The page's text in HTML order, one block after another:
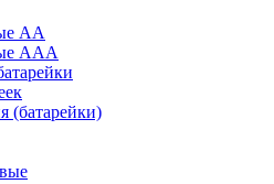
АА
ААА
(батарейки)